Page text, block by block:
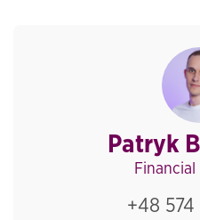
Patryk
Financial
+48